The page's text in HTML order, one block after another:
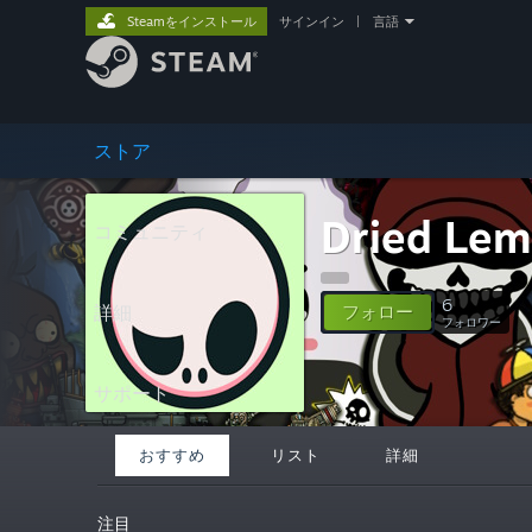
ストア
コミュニティ
詳細
サポート
Steamをインストール サインイン 言語
Dried
フォロー 6
フォロワー
おすすめ リスト 詳細
注目